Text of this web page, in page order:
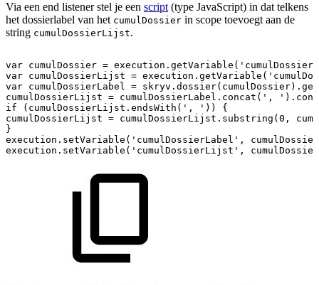
Via een end listener stel je een script (type JavaScript) in dat telkens
het dossierlabel van het cumulDossier in scope toevoegt aan de
string cumulDossierLijst.
var cumulDossier =
var cumulDossierLijst =
var cumulDossierLabel =
cumulDossierLijst = cumulDossierLabel.concat(',
if
(cumulDossierLijst.endsWith(', '))
{
cumulDossierLijst = cumulDossierLijst.substring(0,
}
execution.setVariable('cumulDossierLabel',
execution.setVariable('cumulDossierLijst',